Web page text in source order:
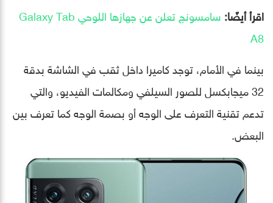
اقرأ أيضًا:
سامسونج تعلن عن جهازها اللوحي Galaxy Tab
A8
بينما في الأمام، توجد كاميرا داخل ثقب في الشاشة بدقة
32 ميجابكسل للصور السيلفي ومكالمات الفيديو، والتي
تدعم تقنية التعرف على الوجه أو بصمة الوجه كما تعرف بين
البعض.